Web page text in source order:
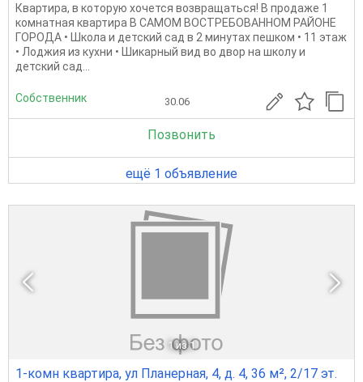
Квартира, в которую хочется возвращаться! В продаже 1
комнатная квартира В САМОМ ВОСТРЕБОВАННОМ РАЙОНЕ
ГОРОДА • Школа и детский сад в 2 минутах пешком • 11 этаж
• Лоджия из кухни • Шикарный вид во двор на школу и
детский сад...
Собственник 30.06
Позвонить
ещё 1 объявление
1 из 1
1-комн квартира, ул Планерная, 4, д. 4, 36 м², 2/17 эт.